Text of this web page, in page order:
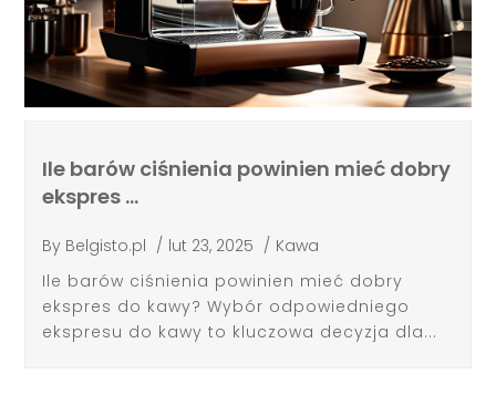
Ile barów ciśnienia powinien mieć dobry
ekspres …
By Belgisto.pl / lut 23, 2025 / Kawa
Ile barów ciśnienia powinien mieć dobry
ekspres do kawy? Wybór odpowiedniego
ekspresu do kawy to kluczowa decyzja dla...